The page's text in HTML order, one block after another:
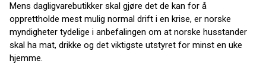
Mens dagligvarebutikker skal gjøre det de kan for å
opprettholde mest mulig normal drift i en krise, er norske
myndigheter tydelige i anbefalingen om at norske husstander
skal ha mat, drikke og det viktigste utstyret for minst en uke
hjemme.